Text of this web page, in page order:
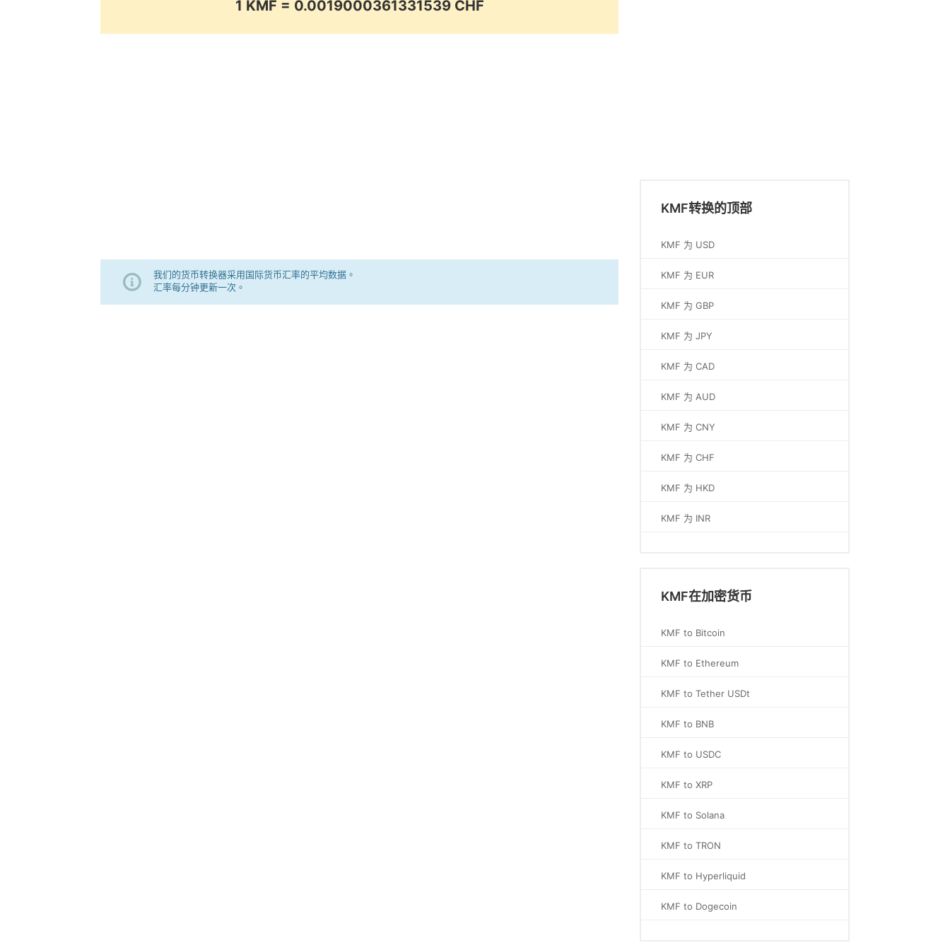
1 KMF = 0.0019000361331539 CHF
我们的货币转换器采用国际货币汇率的平均数据。
汇率每分钟更新一次。
KMF转换的顶部
KMF 为 USD
KMF 为 EUR
KMF 为 GBP
KMF 为 JPY
KMF 为 CAD
KMF 为 AUD
KMF 为 CNY
KMF 为 CHF
KMF 为 HKD
KMF 为 INR
KMF在加密货币
KMF to Bitcoin
KMF to Ethereum
KMF to Tether USDt
KMF to BNB
KMF to USDC
KMF to XRP
KMF to Solana
KMF to TRON
KMF to Hyperliquid
KMF to Dogecoin